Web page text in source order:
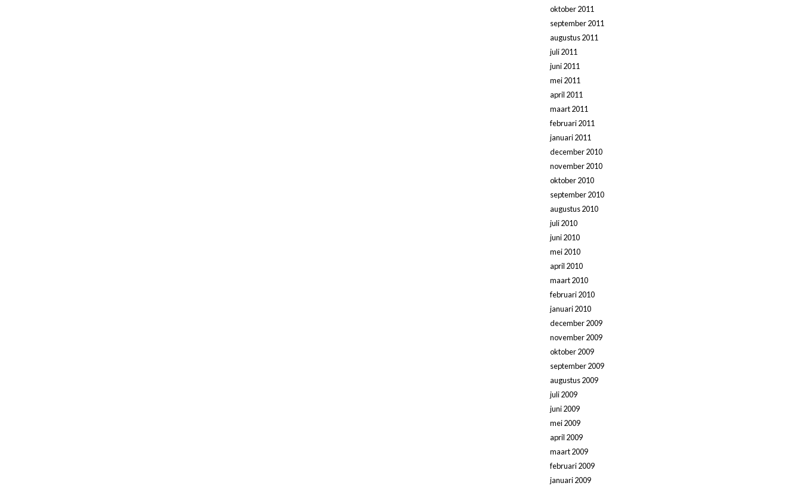
oktober 2011
september 2011
augustus 2011
juli 2011
juni 2011
mei 2011
april 2011
maart 2011
februari 2011
januari 2011
december 2010
november 2010
oktober 2010
september 2010
augustus 2010
juli 2010
juni 2010
mei 2010
april 2010
maart 2010
februari 2010
januari 2010
december 2009
november 2009
oktober 2009
september 2009
augustus 2009
juli 2009
juni 2009
mei 2009
april 2009
maart 2009
februari 2009
januari 2009